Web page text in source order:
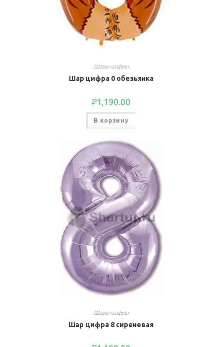
Шары цифры
Шар цифра 0 обезьянка
₽1,190.00
В корзину
Шары цифры
Шар цифра 8 сиреневая